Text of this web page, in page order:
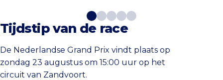
Tijdstip van de race
De Nederlandse Grand Prix vindt plaats op
zondag 23 augustus om 15:00 uur op het
circuit van Zandvoort.